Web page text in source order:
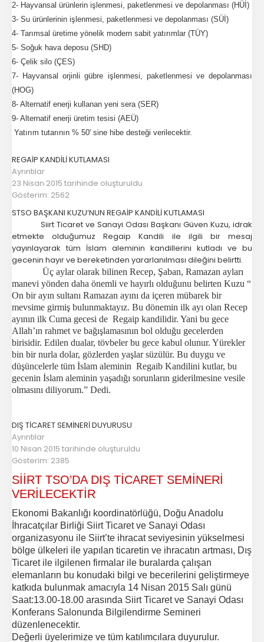
2- Hayvansal ürünlerin işlenmesi, paketlenmesi ve depolanması (HÜİ)
3- Su ürünlerinin işlenmesi, paketlenmesi ve depolanması (SÜİ)
4- Tarımsal üretime yönelik modern sabit yatırımlar (TÜY)
5- Soğuk hava deposu (SHD)
6- Çelik silo (ÇES)
7- Hayvansal orjinli gübre işlenmesi, paketlenmesi ve depolanması
(HOG)
8- Alternatif enerji kullanan yeni sera (SER)
9- Alternatif enerji üretim tesisi (AEÜ)
Yatırım tutarının % 50' sine hibe desteği verilecektir.
REGAİP KANDİLİ KUTLAMASI
Ayrıntılar
23 Nisan 2015 tarihinde oluşturuldu
Gösterim: 2562
STSO BAŞKANI KUZU’NUN REGAİP KANDİLİ KUTLAMASI
Siirt Ticaret ve Sanayi Odası Başkanı Güven Kuzu, idrak
etmekte olduğumuz Regaip Kandili ile ilgili bir mesaj
yayınlayarak tüm İslam aleminin kandillerini kutladı ve bu
gecenin hayır ve bereketinden yararlanılması dileğini belirtti.
Üç aylar olarak bilinen Recep, Şaban, Ramazan ayları
manevi yönden daha önemli ve hayırlı olduğunu belirten Kuzu “
On bir ayın sultanı Ramazan ayını da içeren mübarek bir
mevsime girmiş bulunmaktayız. Bu dönemin ilk ayı olan Recep
ayının ilk Cuma gecesi de Regaip kandilidir. Yani bu gece
Allah’ın rahmet ve bağışlamasının bol olduğu gecelerden
birisidir. Edilen dualar, tövbeler bu gece kabul olunur. Yürekler
bin bir nurla dolar, gözlerden yaşlar süzülür. Bu duygu ve
düşüncelerle tüm İslam aleminin Regaib Kandilini kutlar, bu
gecenin İslam aleminin yaşadığı sorunların giderilmesine vesile
olmasını diliyorum.” Dedi.
DIŞ TİCARET SEMİNERİ DUYURUSU
Ayrıntılar
10 Nisan 2015 tarihinde oluşturuldu
Gösterim: 2385
SİİRT TSO’DA DIŞ TİCARET SEMİNERİ
VERİLECEKTİR
Ekonomi Bakanlığı koordinatörlüğü, Doğu Anadolu
İhracatçılar Birliği Siirt Ticaret ve Sanayi Odası
organizasyonu ile Siirt’te ihracat seviyesinin yükselmesi
bölge ülkeleri ile yapılan ticaretin ve ihracatın artması, Dış
Ticaret ile ilgilenen firmalar ile buralarda çalışan
elemanların bu konudaki bilgi ve becerilerini geliştirmeye
katkıda bulunmak amacıyla 14 Nisan 2015 Salı günü
Saat:13.00-18.00 arasında Siirt Ticaret ve Sanayi Odası
Konferans Salonunda Bilgilendirme Semineri
düzenlenecektir.
Değerli üyelerimize ve tüm katılımcılara duyurulur.